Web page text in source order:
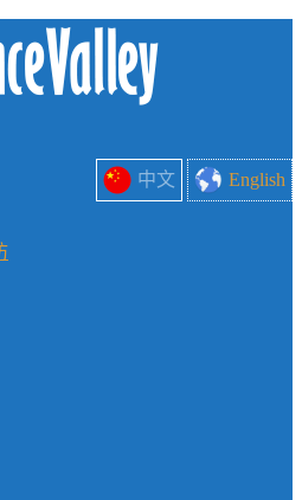
中文 English